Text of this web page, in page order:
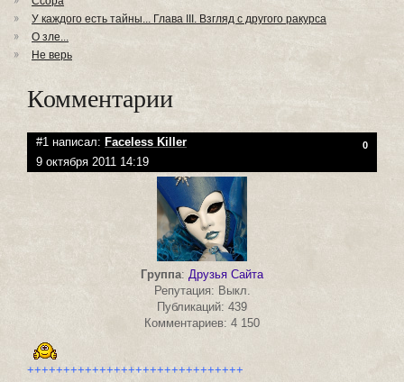
У каждого есть тайны... Глава III. Взгляд с другого ракурса
О зле...
Не верь
Комментарии
#1 написал: Faceless Killer 0
9 октября 2011 14:19
Группа: Друзья Сайта
Репутация: Выкл.
Публикаций: 439
Комментариев: 4 150
++++++++++++++++++++++++++++++